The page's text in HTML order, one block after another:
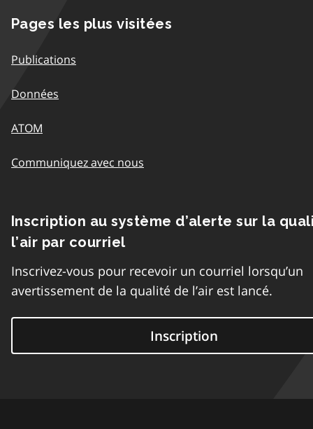
Pages les plus visitées
Publications
Données
ATOM
Communiquez avec nous
Inscription au système d’alerte sur la
l’air par courriel
Inscrivez-vous pour recevoir un courriel lorsqu’un
avertissement de la qualité de l’air est lancé.
Inscription